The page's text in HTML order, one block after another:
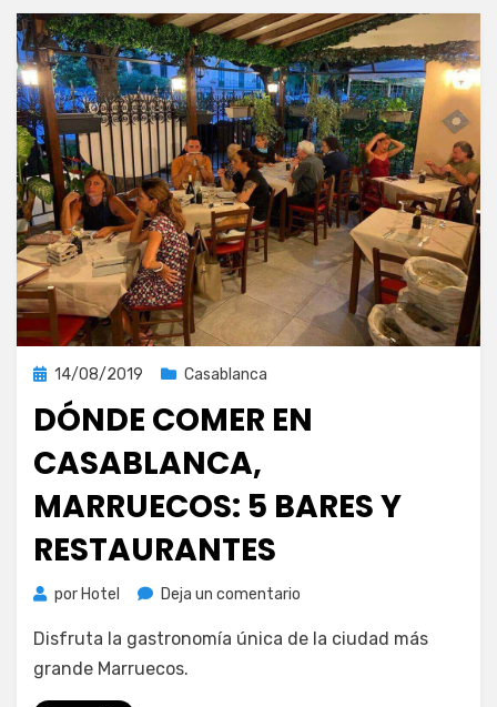
Publicada
14/08/2019 Casablanca
DÓNDE COMER EN
CASABLANCA,
MARRUECOS: 5 BARES Y
RESTAURANTES
por Hotel Deja un comentario
comer
Disfruta la gastronomía única de la ciudad más
grande Marruecos.